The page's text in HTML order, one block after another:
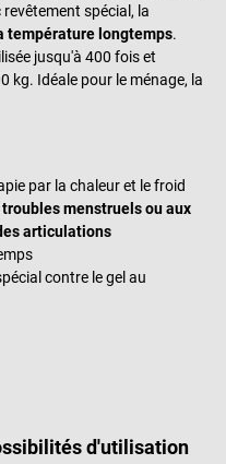
spécial, la
température longtemps.
jusqu'à 400 fois et
kg. Idéale pour le ménage, la
par la chaleur et le froid
menstruels ou aux
articulations
contre le gel au
d'utilisation